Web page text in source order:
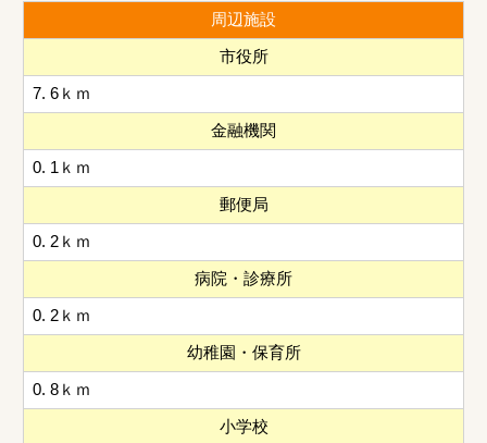
周辺施設
市役所
7. 6ｋｍ
金融機関
0. 1ｋｍ
郵便局
0. 2ｋｍ
病院・診療所
0. 2ｋｍ
幼稚園・保育所
0. 8ｋｍ
小学校